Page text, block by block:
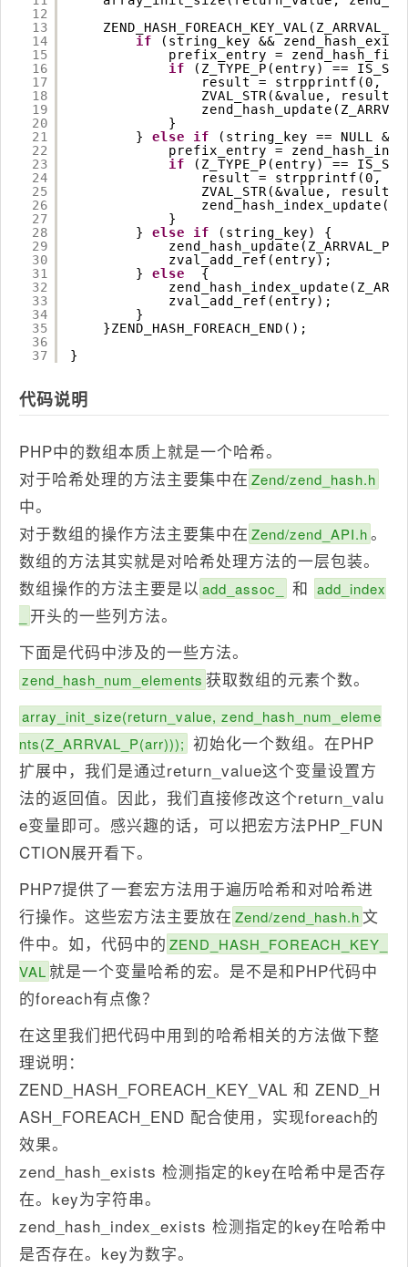
12
13
14
15
16
17
18
19
20
21
22
23
24
25
26
27
28
29
30
31
32
33
34
35
36
37
if
(string_key &&
prefix_entry =
if
(Z_TYPE_P(entry) ==
result = strpprintf(0,
ZVAL_STR(&value, result);
}
} else if
(string_key == NULL &&
prefix_entry =
if
(Z_TYPE_P(entry) ==
result = strpprintf(0,
ZVAL_STR(&value, result);
}
} else if
(string_key) {
zval_add_ref(entry);
} else
{
zval_add_ref(entry);
}
}ZEND_HASH_FOREACH_END();
}
代码说明
PHP中的数组本质上就是一个哈希。
对于哈希处理的方法主要集中在 Zend/zend_hash.h
中。
对于数组的操作方法主要集中在 Zend/zend_API.h。
数组的方法其实就是对哈希处理方法的一层包装。
数组操作的方法主要是以 add_assoc_ 和 add_index
开头的一些列方法。
下面是代码中涉及的一些方法。
zend_hash_num_elements 获取数组的元素个数。
array_init_size(return_value, zend_hash_num_eleme
nts(Z_ARRVAL_P(arr))); 初始化一个数组。在PHP
扩展中，我们是通过return_value这个变量设置方
法的返回值。因此，我们直接修改这个return_valu
e变量即可。感兴趣的话，可以把宏方法PHP_FUN
CTION展开看下。
PHP7提供了一套宏方法用于遍历哈希和对哈希进
行操作。这些宏方法主要放在 Zend/zend_hash.h文
件中。如，代码中的 ZEND_HASH_FOREACH_KEY_
VAL 就是一个变量哈希的宏。是不是和PHP代码中
的foreach有点像？
在这里我们把代码中用到的哈希相关的方法做下整
理说明：
ZEND_HASH_FOREACH_KEY_VAL 和 ZEND_H
ASH_FOREACH_END 配合使用，实现foreach的
效果。
zend_hash_exists 检测指定的key在哈希中是否存
在。key为字符串。
zend_hash_index_exists 检测指定的key在哈希中
是否存在。key为数字。